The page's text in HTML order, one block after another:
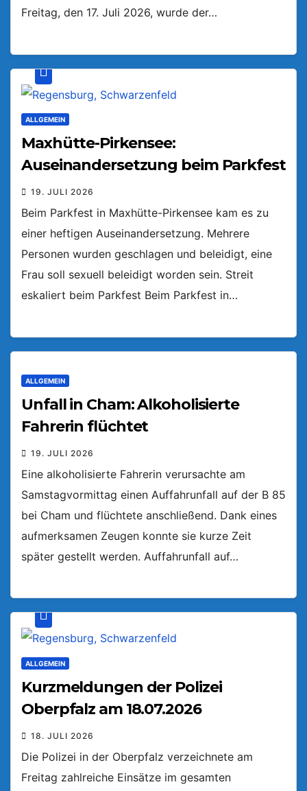
Freitag, den 17. Juli 2026, wurde der…
ALLGEMEIN
Maxhütte-Pirkensee:
Auseinandersetzung beim Parkfest
19. JULI 2026
Beim Parkfest in Maxhütte-Pirkensee kam es zu
einer heftigen Auseinandersetzung. Mehrere
Personen wurden geschlagen und beleidigt, eine
Frau soll sexuell beleidigt worden sein. Streit
eskaliert beim Parkfest Beim Parkfest in…
ALLGEMEIN
Unfall in Cham: Alkoholisierte
Fahrerin flüchtet
19. JULI 2026
Eine alkoholisierte Fahrerin verursachte am
Samstagvormittag einen Auffahrunfall auf der B 85
bei Cham und flüchtete anschließend. Dank eines
aufmerksamen Zeugen konnte sie kurze Zeit
später gestellt werden. Auffahrunfall auf…
ALLGEMEIN
Kurzmeldungen der Polizei
Oberpfalz am 18.07.2026
18. JULI 2026
Die Polizei in der Oberpfalz verzeichnete am
Freitag zahlreiche Einsätze im gesamten